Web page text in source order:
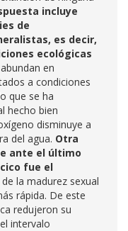
incluye
de
es decir,
ecológicas
en
a condiciones
que se ha
hecho bien
disminuye a
del agua. Otra
ante el último
fue el
la madurez sexual
rápida. De este
redujeron su
intervalo